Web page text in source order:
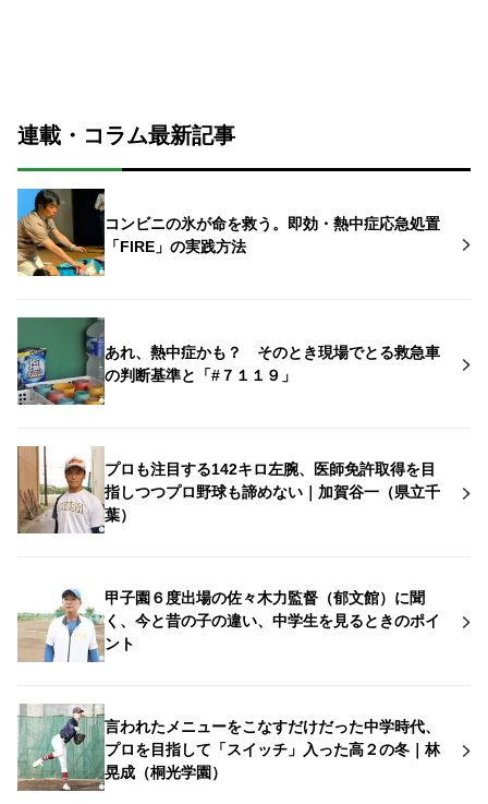
連載・コラム最新記事
コンビニの氷が命を救う。即効・熱中症応急処置
「FIRE」の実践方法
あれ、熱中症かも？ そのとき現場でとる救急車
の判断基準と「#７１１９」
プロも注目する142キロ左腕、医師免許取得を目
指しつつプロ野球も諦めない｜加賀谷一（県立千
葉）
甲子園６度出場の佐々木力監督（郁文館）に聞
く、今と昔の子の違い、中学生を見るときのポイ
ント
言われたメニューをこなすだけだった中学時代、
プロを目指して「スイッチ」入った高２の冬｜林
晃成（桐光学園）